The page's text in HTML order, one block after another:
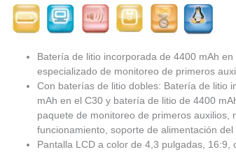
Batería de litio incorporada de 4400 mAh en
especializado de monitoreo de primeros
Con baterías de litio dobles: Batería de litio
mAh en el C30 y batería de litio de 4400
paquete de monitoreo de primeros auxilios,
funcionamiento, soporte de alimentación del
Pantalla LCD a color de 4,3 pulgadas, 16:9,